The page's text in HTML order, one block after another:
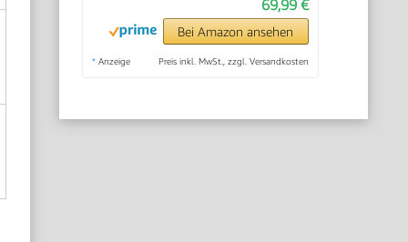
69,99 €
Bei Amazon ansehen
* Anzeige Preis inkl. MwSt., zzgl. Versandkosten